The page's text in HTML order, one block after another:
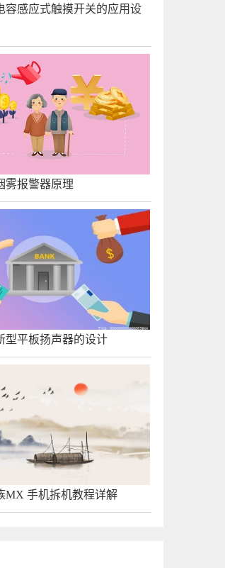
容感应式触摸开关的应用设
雾报警器原理
型平板扬声器的设计
MX 手机拆机教程详解